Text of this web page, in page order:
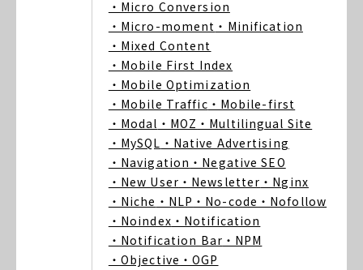
・Micro Conversion
・Micro-moment ・Minification
・Mixed Content
・Mobile First Index
・Mobile Optimization
・Mobile Traffic ・Mobile-first
・Modal ・MOZ ・Multilingual Site
・MySQL ・Native Advertising
・Navigation ・Negative SEO
・New User ・Newsletter ・Nginx
・Niche ・NLP ・No-code ・Nofollow
・Noindex ・Notification
・Notification Bar ・NPM
・Objective ・OGP